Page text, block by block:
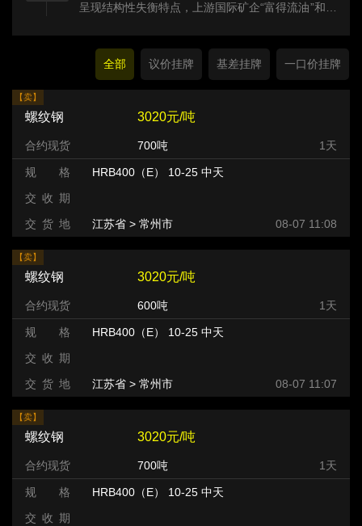
呈现结构性失衡特点，上游国际矿企“富得流油”和下
业的健康可持续发展。
全部 议价挂牌 基差挂牌 一口价挂牌
【卖】
螺纹钢 3020元/吨
合约现货 700吨 1天
规 格
HRB400（E） 10-25 中天
交 收 期
交 货 地
江苏省 > 常州市 > 08-07 11:08
【卖】
螺纹钢 3020元/吨
合约现货 600吨 1天
规 格
HRB400（E） 10-25 中天
交 收 期
交 货 地
江苏省 > 常州市 > 08-07 11:07
【卖】
螺纹钢 3020元/吨
合约现货 700吨 1天
规 格
HRB400（E） 10-25 中天
交 收 期